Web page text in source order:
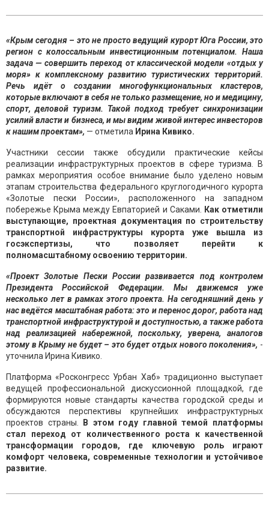
«Крым сегодня – это не просто ведущий курорт Юга России, это
регион с колоссальным инвестиционным потенциалом. Наша
задача — совершить переход от классической модели «отдых у
моря» к комплексному развитию туристических территорий.
Речь идёт о создании многофункциональных кластеров,
которые включают в себя не только размещение, но и медицину,
спорт, деловой туризм. Такой подход требует синхронизации
усилий власти и бизнеса, и мы видим живой интерес инвесторов
к нашим проектам», — отметила Ирина Кивико.
Участники сессии также обсудили практические кейсы
реализации инфраструктурных проектов в сфере туризма. В
рамках мероприятия особое внимание было уделено новым
этапам строительства федерального круглогодичного курорта
«Золотые пески России», расположенного на западном
побережье Крыма между Евпаторией и Саками.
Как отметили
выступающие, проектная документация по строительству
транспортной инфраструктуры курорта уже вышла из
госэкспертизы, что позволяет перейти к
полномасштабному освоению территории.
«Проект Золотые Пески России развивается под контролем
Президента Российской Федерации. Мы движемся уже
несколько лет в рамках этого проекта. На сегодняшний день у
нас ведётся масштабная работа: это и перенос дорог, работа над
транспортной инфраструктурой и доступностью, а также работа
над реализацией набережной, поскольку, уверена, аналогов
этому в Крыму не будет – это будет отдых нового поколения», -
уточнила Ирина Кивико.
Платформа «Росконгресс Урбан Хаб» традиционно выступает
ведущей профессиональной дискуссионной площадкой, где
формируются новые стандарты качества городской среды и
обсуждаются перспективы крупнейших инфраструктурных
проектов страны.
В этом году главной темой платформы
стал переход от количественного роста к качественной
трансформации городов, где ключевую роль играют
комфорт человека, современные технологии и устойчивое
развитие.